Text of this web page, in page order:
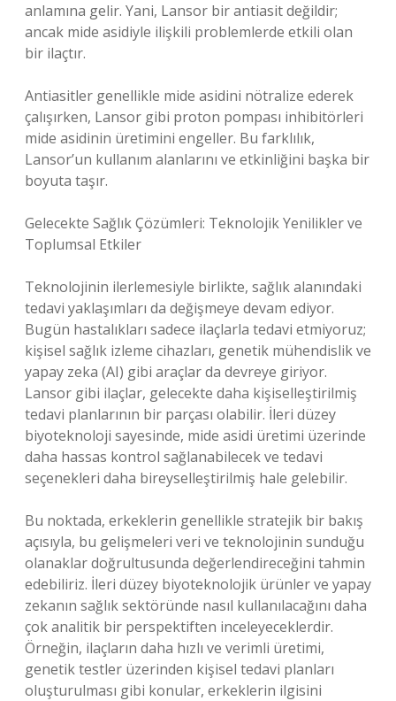
anlamına gelir. Yani, Lansor bir antiasit değildir;
ancak mide asidiyle ilişkili problemlerde etkili olan
bir ilaçtır.
Antiasitler genellikle mide asidini nötralize ederek
çalışırken, Lansor gibi proton pompası inhibitörleri
mide asidinin üretimini engeller. Bu farklılık,
Lansor’un kullanım alanlarını ve etkinliğini başka bir
boyuta taşır.
Gelecekte Sağlık Çözümleri: Teknolojik Yenilikler ve
Toplumsal Etkiler
Teknolojinin ilerlemesiyle birlikte, sağlık alanındaki
tedavi yaklaşımları da değişmeye devam ediyor.
Bugün hastalıkları sadece ilaçlarla tedavi etmiyoruz;
kişisel sağlık izleme cihazları, genetik mühendislik ve
yapay zeka (AI) gibi araçlar da devreye giriyor.
Lansor gibi ilaçlar, gelecekte daha kişiselleştirilmiş
tedavi planlarının bir parçası olabilir. İleri düzey
biyoteknoloji sayesinde, mide asidi üretimi üzerinde
daha hassas kontrol sağlanabilecek ve tedavi
seçenekleri daha bireyselleştirilmiş hale gelebilir.
Bu noktada, erkeklerin genellikle stratejik bir bakış
açısıyla, bu gelişmeleri veri ve teknolojinin sunduğu
olanaklar doğrultusunda değerlendireceğini tahmin
edebiliriz. İleri düzey biyoteknolojik ürünler ve yapay
zekanın sağlık sektöründe nasıl kullanılacağını daha
çok analitik bir perspektiften inceleyeceklerdir.
Örneğin, ilaçların daha hızlı ve verimli üretimi,
genetik testler üzerinden kişisel tedavi planları
oluşturulması gibi konular, erkeklerin ilgisini